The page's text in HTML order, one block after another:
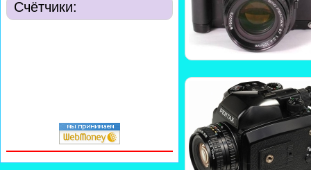
Счётчики: